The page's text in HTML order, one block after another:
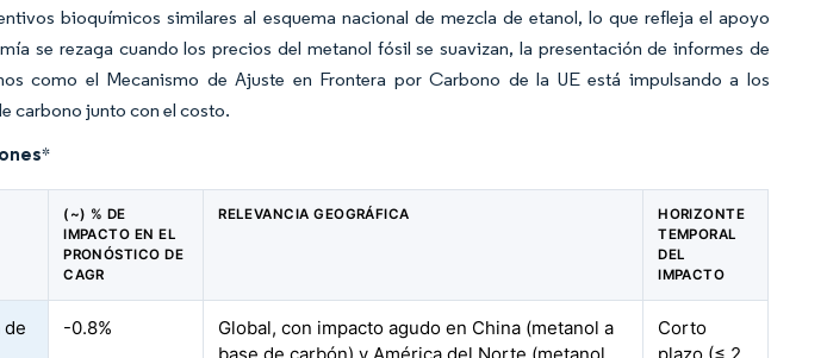
bioquímicos similares al esquema nacional de mezcla de etanol, lo que refleja el apoyo
se rezaga cuando los precios del metanol fósil se suavizan, la presentación de informes de
como el Mecanismo de Ajuste en Frontera por Carbono de la UE está impulsando a los
carbono junto con el costo.
*
(~) % DE
IMPACTO EN EL
PRONÓSTICO DE
CAGR
RELEVANCIA GEOGRÁFICA
HORIZONTE
TEMPORAL
DEL
IMPACTO
de
-0.8%
Global, con impacto agudo en China (metanol a
Corto